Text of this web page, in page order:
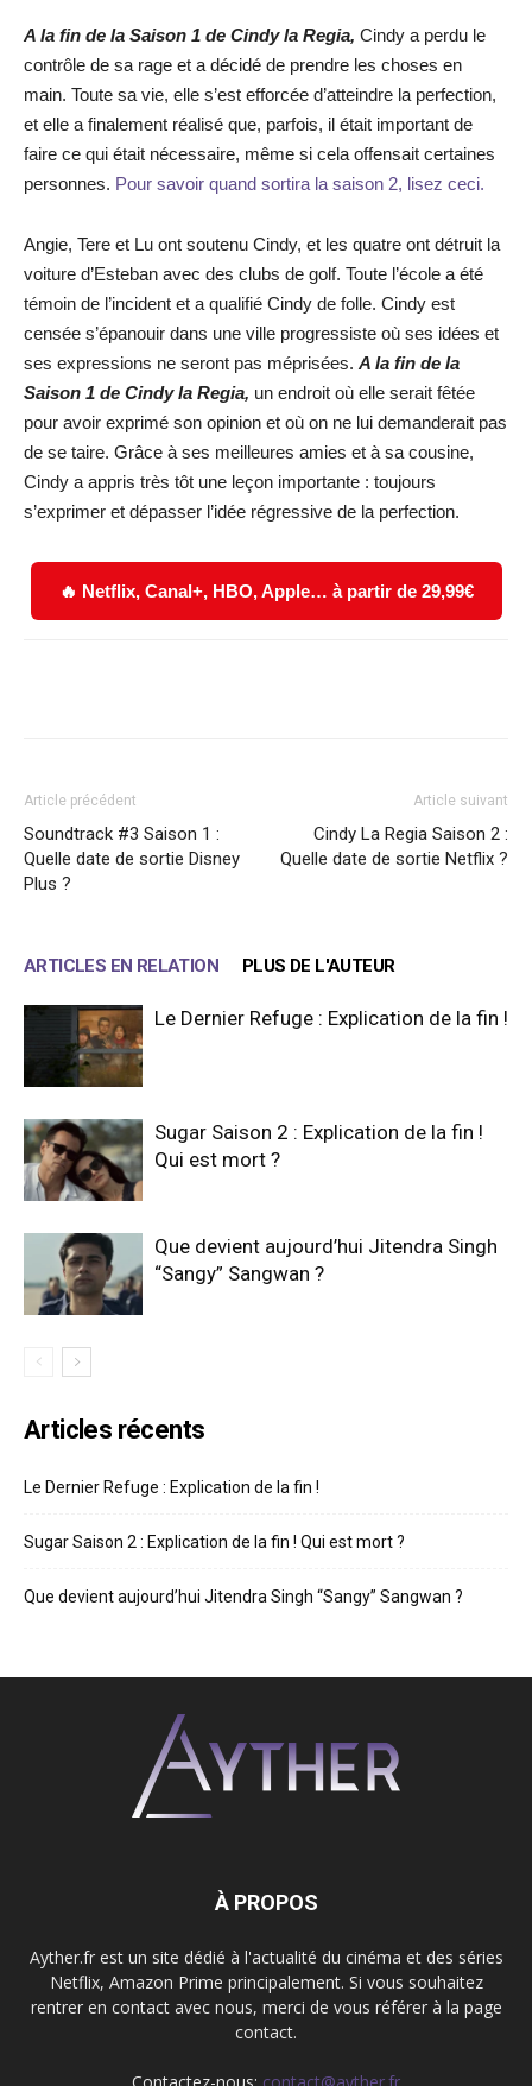
A la fin de la Saison 1 de Cindy la Regia, Cindy a perdu le
contrôle de sa rage et a décidé de prendre les choses en
main. Toute sa vie, elle s’est efforcée d’atteindre la perfection,
et elle a finalement réalisé que, parfois, il était important de
faire ce qui était nécessaire, même si cela offensait certaines
personnes. Pour savoir quand sortira la saison 2, lisez ceci.
Angie, Tere et Lu ont soutenu Cindy, et les quatre ont détruit la
voiture d’Esteban avec des clubs de golf. Toute l’école a été
témoin de l’incident et a qualifié Cindy de folle. Cindy est
censée s’épanouir dans une ville progressiste où ses idées et
ses expressions ne seront pas méprisées. A la fin de la
Saison 1 de Cindy la Regia, un endroit où elle serait fêtée
pour avoir exprimé son opinion et où on ne lui demanderait pas
de se taire. Grâce à ses meilleures amies et à sa cousine,
Cindy a appris très tôt une leçon importante : toujours
s’exprimer et dépasser l’idée régressive de la perfection.
🔥 Netflix, Canal+, HBO, Apple… à partir de 29,99€
Article précédent
Soundtrack #3 Saison 1 :
Quelle date de sortie Disney
Plus ?
Article suivant
Cindy La Regia Saison 2 :
Quelle date de sortie Netflix ?
ARTICLES EN RELATION PLUS DE L'AUTEUR
Le Dernier Refuge : Explication de la fin !
Sugar Saison 2 : Explication de la fin !
Qui est mort ?
Que devient aujourd’hui Jitendra Singh
“Sangy” Sangwan ?
Articles récents
Le Dernier Refuge : Explication de la fin !
Sugar Saison 2 : Explication de la fin ! Qui est mort ?
Que devient aujourd’hui Jitendra Singh “Sangy” Sangwan ?
À PROPOS
Ayther.fr est un site dédié à l'actualité du cinéma et des séries
Netflix, Amazon Prime principalement. Si vous souhaitez
rentrer en contact avec nous, merci de vous référer à la page
contact.